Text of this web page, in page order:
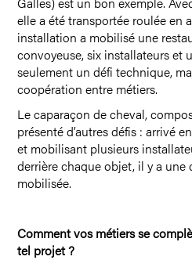
elle a été transportée roulée en
installation a mobilisé une
convoyeuse, six installateurs et
seulement un défi technique,
coopération entre métiers.
Le caparaçon de cheval,
présenté d’autres défis : arrivé
et mobilisant plusieurs
derrière chaque objet, il y a une
mobilisée.
Comment vos métiers se
tel projet ?